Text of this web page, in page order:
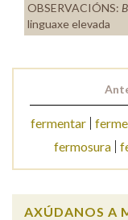
Nos exemplos
OUTRAS
OBSERVACIÓNS:
linguaxe elevada
fermentar
fermosura
AXÚDANOS A